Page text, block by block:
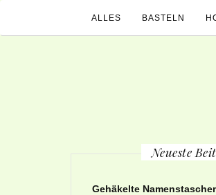
ALLES BASTELN
Neueste
Gehäkelte